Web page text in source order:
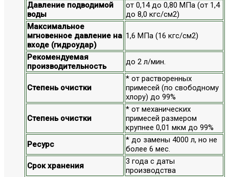
Давление подводимой
воды
от 0,14 до 0,80 МПа (от 1,4
до 8,0 кгс/см2)
Максимальное
мгновенное давление на
входе (гидроудар)
1,6 МПа (16 кгс/см2)
Рекомендуемая
производительность
до 2 л/мин.
Степень очистки
* от растворенных
примесей (по свободному
хлору) до 99%
Степень очистки
* от механических
примесей размером
крупнее 0,01 мкм до 99%
Ресурс
* до замены 4000 л, но не
более 6 мес.
Срок хранения
3 года с даты
производства